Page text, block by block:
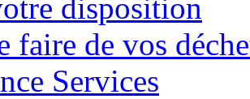
disposition
faire de vos
Services